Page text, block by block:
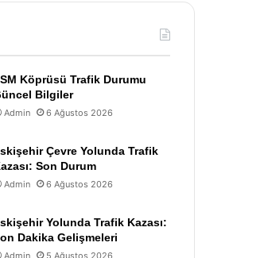
Köprüsü Trafik Durumu
Bilgiler
Admin 6 Ağustos 2026
Çevre Yolunda Trafik
Son Durum
Admin 6 Ağustos 2026
Yolunda Trafik Kazası:
Dakika Gelişmeleri
Admin 5 Ağustos 2026